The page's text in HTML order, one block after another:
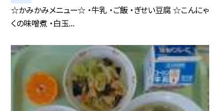
☆かみかみメニュー☆ ・牛乳 ・ご飯 ・ぎせい豆腐 ☆こんにゃ
くの味噌煮 ・白玉...